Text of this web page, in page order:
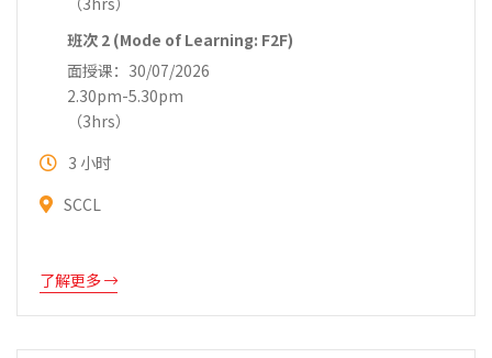
班次 2 (Mode of Learning: F2F)
面授课：30/07/2026
2.30pm-5.30pm
（3hrs）
3 小时
SCCL
了解更多